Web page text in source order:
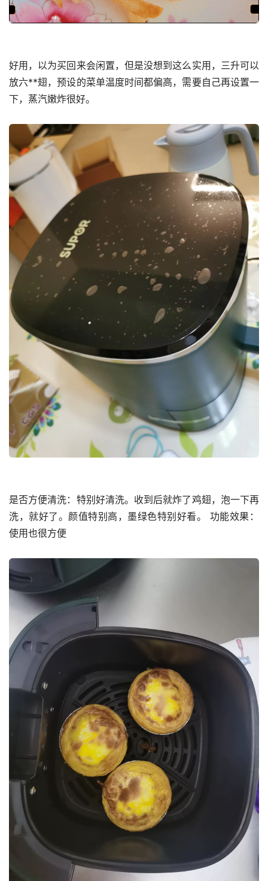
好用，以为买回来会闲置，但是没想到这么实用，三升可以
放六**翅，预设的菜单温度时间都偏高，需要自己再设置一
下，蒸汽嫩炸很好。
是否方便清洗：特别好清洗。收到后就炸了鸡翅，泡一下再
洗，就好了。颜值特别高，墨绿色特别好看。 功能效果：
使用也很方便